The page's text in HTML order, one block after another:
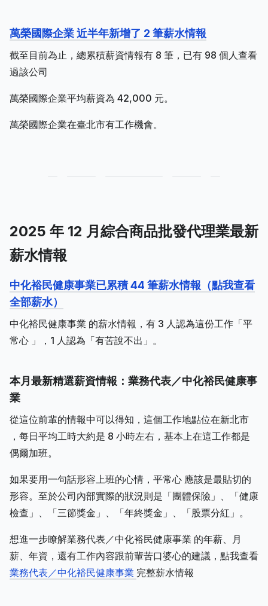
萬榮國際企業 近半年新增了 2 筆薪水情報
截至目前為止，總累積薪資情報有 8 筆，已有 98 個人查看
過該公司
萬榮國際企業平均薪資為 42,000 元。
萬榮國際企業在臺北市有工作機會。
2025 年 12 月綜合商品批發代理業最新
薪水情報
中化裕民健康事業已累積 44 筆薪水情報（點我查看
全部薪水）
中化裕民健康事業 的薪水情報，有 3 人認為這份工作「平
常心 」，1 人認為「有苦說不出」。
本月最新精選薪資情報：業務代表／中化裕民健康事
業
從這位前輩的情報中可以得知，這個工作地點位在新北市
，每日平均工時大約是 8 小時左右，基本上在這工作都是
偶爾加班。
如果要用一句話形容上班的心情，平常心 應該是最貼切的
形容。至於公司內部實際的狀況則是「團體保險」、「健康
檢查」、「三節獎金」、「年終獎金」、「股票分紅」。
想進一步瞭解業務代表／中化裕民健康事業 的年薪、月
薪、年資，還有工作內容跟前輩苦口婆心的建議，點我查看
業務代表／中化裕民健康事業 完整薪水情報